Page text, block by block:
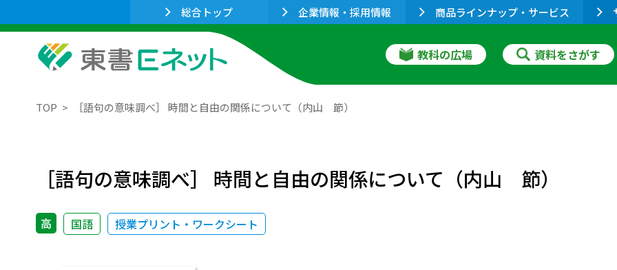
総合トップ 企業情報・採用情報 商品ラインナップ・サービス
教科の広場 資料をさがす
TOP ［語句の意味調べ］ 時間と自由の関係について（内山 節）
［語句の意味調べ］ 時間と自由の関係について（内山 節）
高 国語 授業プリント・ワークシート